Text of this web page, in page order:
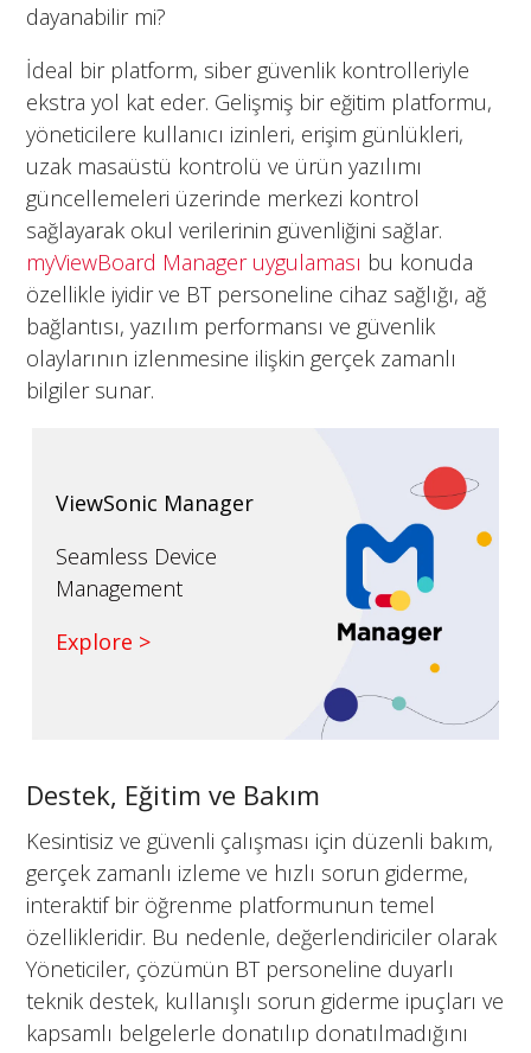
dayanabilir mi?
İdeal bir platform, siber güvenlik kontrolleriyle
ekstra yol kat eder. Gelişmiş bir eğitim platformu,
yöneticilere kullanıcı izinleri, erişim günlükleri,
uzak masaüstü kontrolü ve ürün yazılımı
güncellemeleri üzerinde merkezi kontrol
sağlayarak okul verilerinin güvenliğini sağlar.
myViewBoard Manager uygulaması bu konuda
özellikle iyidir ve BT personeline cihaz sağlığı, ağ
bağlantısı, yazılım performansı ve güvenlik
olaylarının izlenmesine ilişkin gerçek zamanlı
bilgiler sunar.
ViewSonic Manager
Seamless Device
Management
Explore >
Destek, Eğitim ve Bakım
Kesintisiz ve güvenli çalışması için düzenli bakım,
gerçek zamanlı izleme ve hızlı sorun giderme,
interaktif bir öğrenme platformunun temel
özellikleridir. Bu nedenle, değerlendiriciler olarak
Yöneticiler, çözümün BT personeline duyarlı
teknik destek, kullanışlı sorun giderme ipuçları ve
kapsamlı belgelerle donatılıp donatılmadığını